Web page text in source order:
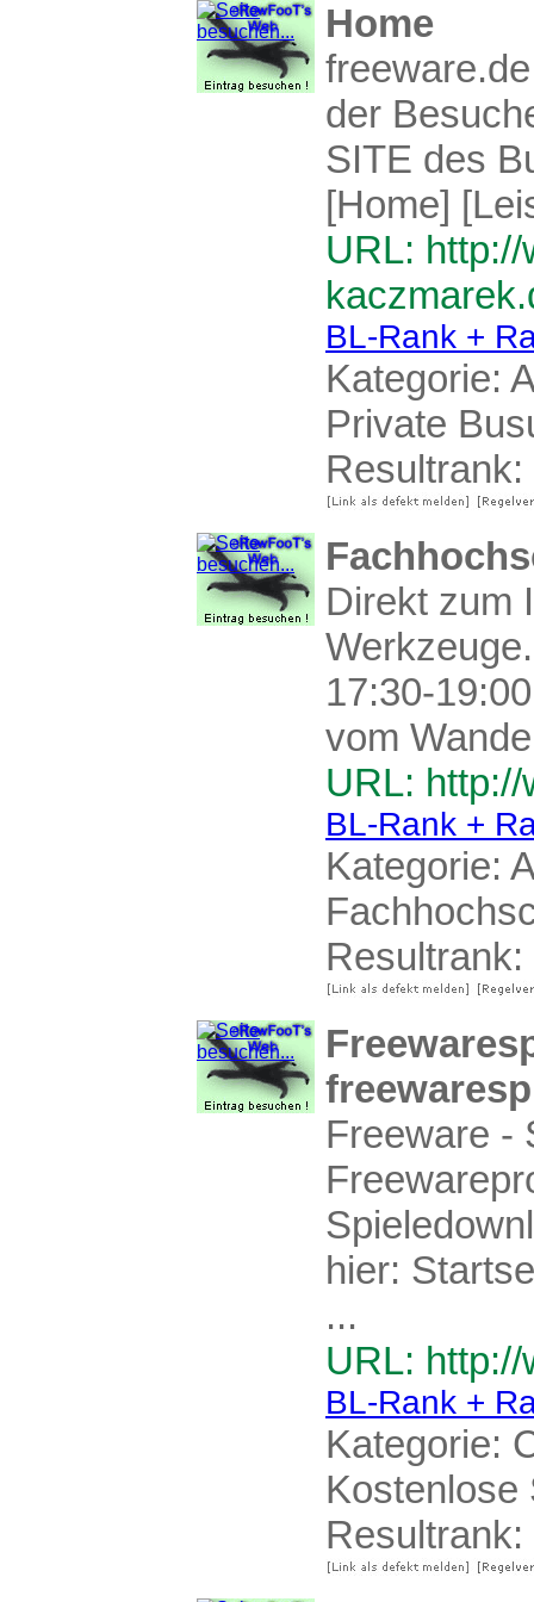
Home
der
SITE des
[Home]
URL:
BL-Rank +
Kategorie:
Private
Resultrank:
Direkt zum
17:30-
vom
URL:
BL-Rank +
Kategorie:
Resultrank:
Freeware -
hier:
...
URL:
BL-Rank +
Kategorie:
Kostenlose
Resultrank: